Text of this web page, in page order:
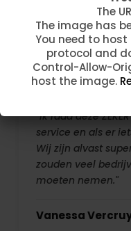
Fam Taelman
"Ik raad deze
service en als er
Wij zijn alvast
zouden veel
moeten nemen."
Vanessa
The image has
You need to
protocol and
Control-Allow-
host the image.
The
The image has
You need to
protocol and
Control-Allow-
host the image.